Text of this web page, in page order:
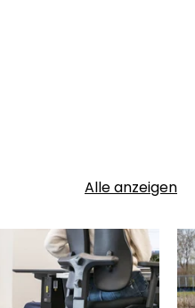
Alle anzeigen